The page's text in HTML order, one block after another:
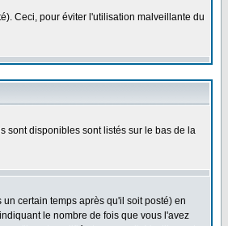
Ceci, pour éviter l'utilisation malveillante du
sont disponibles sont listés sur le bas de la
certain temps après qu'il soit posté) en
le nombre de fois que vous l'avez